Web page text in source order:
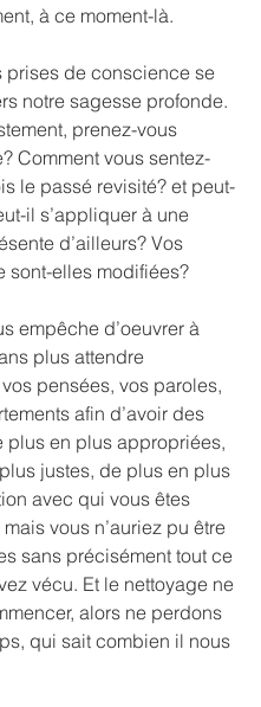
à ce moment-là.
prises de conscience se
notre sagesse profonde.
prenez-vous
Comment vous sentez-
le passé revisité? et peut-
il s’appliquer à une
d’ailleurs? Vos
sont-elles modifiées?
empêche d’oeuvrer à
plus attendre
pensées, vos paroles,
afin d’avoir des
plus en plus appropriées,
justes, de plus en plus
avec qui vous êtes
vous n’auriez pu être
sans précisément tout ce
vécu. Et le nettoyage ne
alors ne perdons
qui sait combien il nous